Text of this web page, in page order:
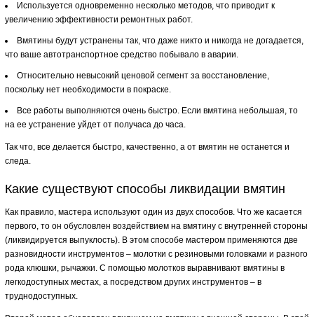
Используется одновременно несколько методов, что приводит к
увеличению эффективности ремонтных работ.
Вмятины будут устранены так, что даже никто и никогда не догадается,
что ваше автотранспортное средство побывало в аварии.
Относительно невысокий ценовой сегмент за восстановление,
поскольку нет необходимости в покраске.
Все работы выполняются очень быстро. Если вмятина небольшая, то
на ее устранение уйдет от получаса до часа.
Так что, все делается быстро, качественно, а от вмятин не останется и
следа.
Какие существуют способы ликвидации вмятин
Как правило, мастера используют один из двух способов. Что же касается
первого, то он обусловлен воздействием на вмятину с внутренней стороны
(ликвидируется выпуклость). В этом способе мастером применяются две
разновидности инструментов – молотки с резиновыми головками и разного
рода клюшки, рычажки. С помощью молотков выравнивают вмятины в
легкодоступных местах, а посредством других инструментов – в
труднодоступных.